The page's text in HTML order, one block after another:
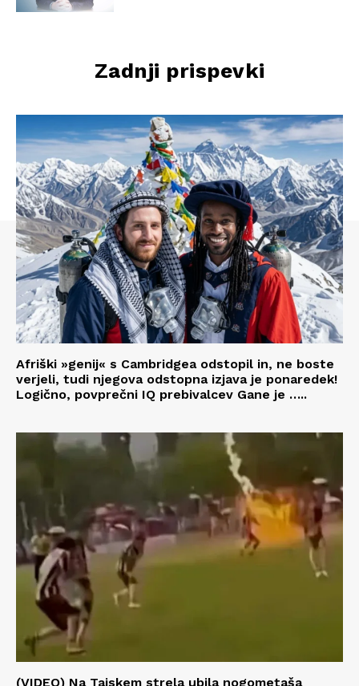
Zadnji prispevki
Afriški »genij« s Cambridgea odstopil in, ne boste
verjeli, tudi njegova odstopna izjava je ponaredek!
Logično, povprečni IQ prebivalcev Gane je …..
(VIDEO) Na Tajskem strela ubila nogometaša